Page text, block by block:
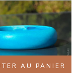
AU PANIER